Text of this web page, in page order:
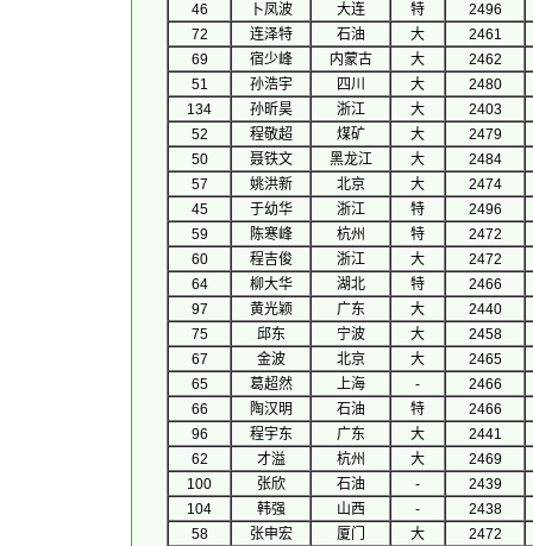
46
卜凤波 大连 特
2496
72
连泽特 石油 大
2461
69
宿少峰 内蒙古 大
2462
51
孙浩宇 四川 大
2480
134
孙昕昊 浙江 大
2403
52
程敬超 煤矿 大
2479
50
聂铁文 黑龙江 大
2484
57
姚洪新 北京 大
2474
45
于幼华 浙江 特
2496
59
陈寒峰 杭州 特
2472
60
程吉俊 浙江 大
2472
64
柳大华 湖北 特
2466
97
黄光颖 广东 大
2440
75
邱东 宁波 大
2458
67
金波 北京 大
2465
65
葛超然 上海 -
2466
66
陶汉明 石油 特
2466
96
程宇东 广东 大
2441
62
才溢 杭州 大
2469
100
张欣 石油 -
2439
104
韩强 山西 -
2438
58
张申宏 厦门 大
2472